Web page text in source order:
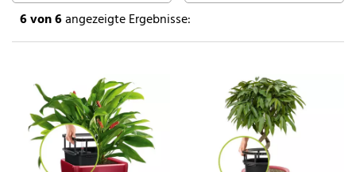
6von 6angezeigte Ergebnisse: